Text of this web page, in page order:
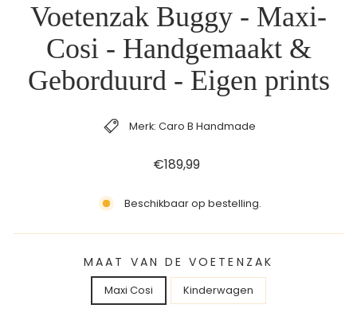
Voetenzak Buggy - Maxi-
Cosi - Handgemaakt &
Geborduurd - Eigen prints
Merk: Caro B Handmade
Reguliere
€189,99
Beschikbaar op bestelling.
MAAT VAN DE VOETENZAK
Maxi Cosi Kinderwagen